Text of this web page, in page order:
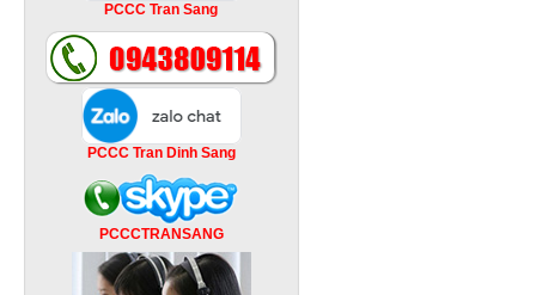
PCCC Tran Sang
PCCC Tran Dinh Sang
PCCCTRANSANG